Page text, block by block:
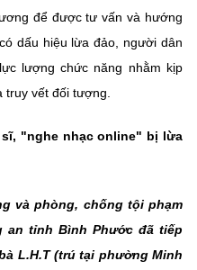
để được tư vấn và hướng
dấu hiệu lừa đảo, người dân
lượng chức năng nhằm kịp
vết đối tượng.
"nghe nhạc online" bị lừa
và phòng, chống tội phạm
an tỉnh Bình Phước đã tiếp
L.H.T (trú tại phường Minh